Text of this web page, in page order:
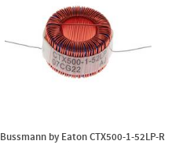
Bussmann by Eaton CTX500-1-52LP-R